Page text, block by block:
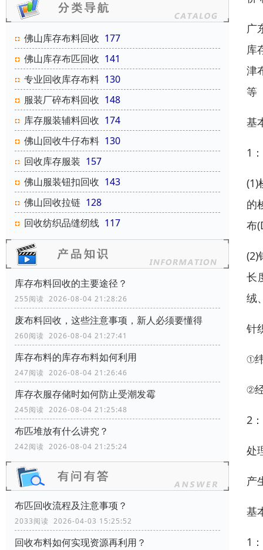
佛山库存布料回收 177
佛山库存布匹回收 141
专业回收库存布料 130
服装厂碎布料回收 148
库存服装辅料回收 174
佛山回收牛仔布料 130
回收库存服装 157
佛山服装钮扣回收 143
佛山回收拉链 128
回收纺织品缝纫线 117
库存布料回收的主要途径？
255阅读 2026-08-04 21:28:26
废布料回收，这些注意事项，新人必须要懂得
260阅读 2026-08-04 21:27:41
库存布料的库存布料如何利用
247阅读 2026-08-04 21:26:46
库存衣服存储时如何防止受潮发霉
245阅读 2026-08-04 21:25:48
布匹堆放有什么讲究？
242阅读 2026-08-04 21:25:24
布匹回收流程及注意事项？
2033阅读 2026-04-03 15:25:52
回收布料如何实现资源再利用？
广
库
津
等
基
1
(1)
的
布
(2)
长
绒
针
①
②
2
处
产
基
1